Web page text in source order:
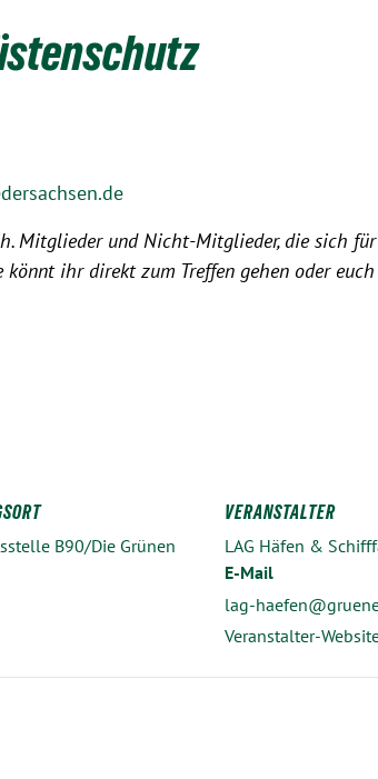
Mitglieder und Nicht-Mitglieder, die sich
ihr direkt zum Treffen gehen oder
B90/Die Grünen
VERANSTALTER
LAG Häfen &
E-Mail
lag-
Veranstalter-